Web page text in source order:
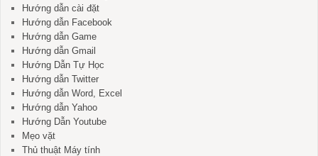
Hướng dẫn cài đặt
Hướng dẫn Facebook
Hướng dẫn Game
Hướng dẫn Gmail
Hướng Dẫn Tự Học
Hướng dẫn Twitter
Hướng dẫn Word, Excel
Hướng dẫn Yahoo
Hướng Dẫn Youtube
Mẹo vặt
Thủ thuật Máy tính